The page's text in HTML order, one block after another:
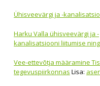
Ühisveevärgi ja -
Harku Valla ühisveevärgi ja -
kanalisatsiooni liitumise
Vee-ettevõtja määramine
tegevuspiirkonnas Lisa: